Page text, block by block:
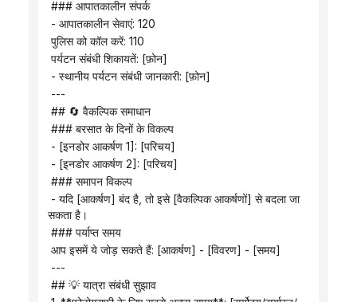
### आपातकालीन संपर्क
- आपातकालीन सेवाएं: 120
पुलिस को कॉल करें: 110
पर्यटन संबंधी शिकायतें: [फ़ोन]
- स्थानीय पर्यटन संबंधी जानकारी: [फ़ोन]
---
## 🔄 वैकल्पिक समाधान
### बरसात के दिनों के विकल्प
- [इनडोर आकर्षण 1]: [परिचय]
- [इनडोर आकर्षण 2]: [परिचय]
### समापन विकल्प
सकता है।
### पर्याप्त समय
आप इसमें ये जोड़ सकते हैं: [आकर्षण] - [विवरण] - [समय]
---
## 💡 यात्रा संबंधी सुझाव